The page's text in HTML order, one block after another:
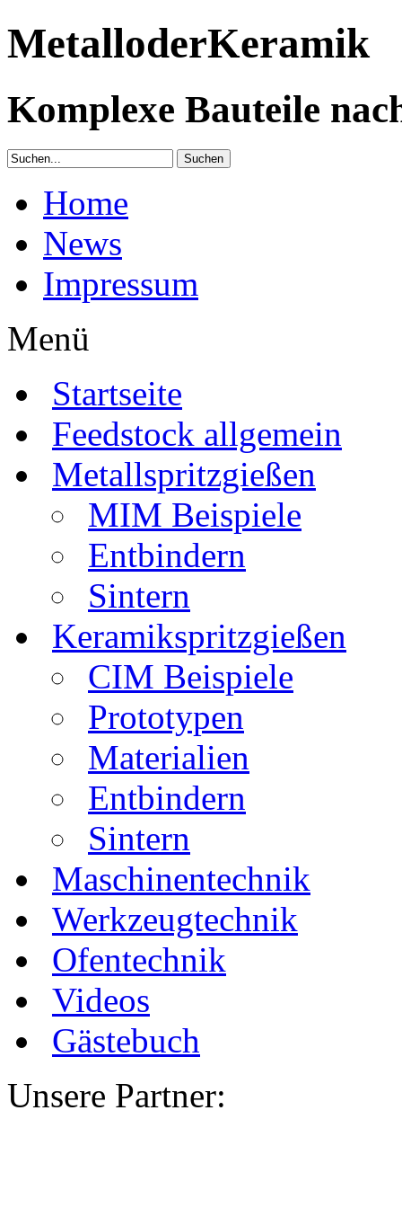
MetalloderKeramik
Komplexe Bauteile
Home
News
Impressum
Menü
Startseite
Feedstock allgemein
Metallspritzgießen
MIM Beispiele
Entbindern
Sintern
Keramikspritzgießen
CIM Beispiele
Prototypen
Materialien
Entbindern
Sintern
Maschinentechnik
Werkzeugtechnik
Ofentechnik
Videos
Gästebuch
Unsere Partner: